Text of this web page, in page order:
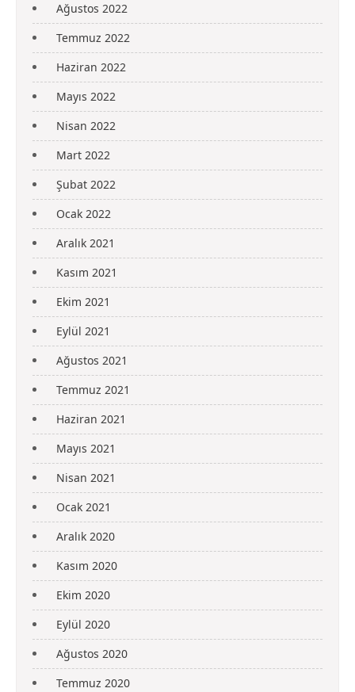
Ağustos 2022
Temmuz 2022
Haziran 2022
Mayıs 2022
Nisan 2022
Mart 2022
Şubat 2022
Ocak 2022
Aralık 2021
Kasım 2021
Ekim 2021
Eylül 2021
Ağustos 2021
Temmuz 2021
Haziran 2021
Mayıs 2021
Nisan 2021
Ocak 2021
Aralık 2020
Kasım 2020
Ekim 2020
Eylül 2020
Ağustos 2020
Temmuz 2020